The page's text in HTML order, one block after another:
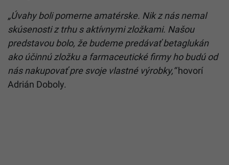
„Úvahy boli pomerne amatérske. Nik z nás nemal
skúsenosti z trhu s aktívnymi zložkami. Našou
predstavou bolo, že budeme predávať betaglukán
ako účinnú zložku a farmaceutické firmy ho budú od
nás nakupovať pre svoje vlastné výrobky,“hovorí
Adrián Doboly.